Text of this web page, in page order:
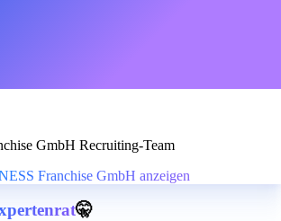
GmbH Recruiting-Team
Franchise GmbH anzeigen
🤫